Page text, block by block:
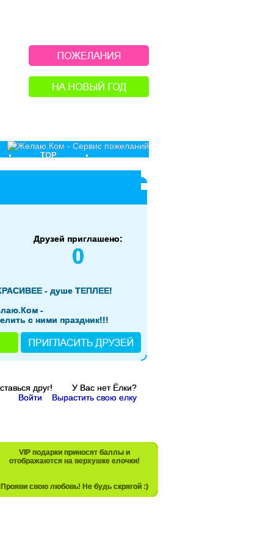
• TOP
•
Друзей приглашено:
0
- душе ТЕПЛЕЕ!
-
с ними праздник!!!
VIP подарки приносят баллы и
отображаются на верхушке елочки!
Прояви свою любовь! Не будь скрягой :)
друг! У Вас нет Ёлки?
Войти
Вырастить свою елку